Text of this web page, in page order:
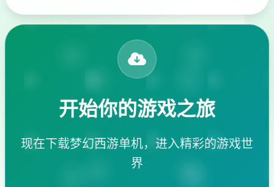
开始你的游戏之旅
现在下载梦幻西游单机，进入精彩的游戏世
界